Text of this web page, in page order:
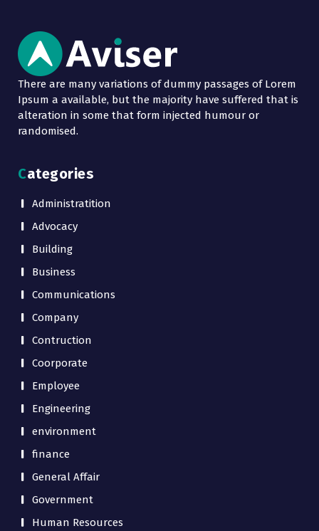
There are many variations of dummy passages of Lorem
Ipsum a available, but the majority have suffered that is
alteration in some that form injected humour or
randomised.
Categories
Administratition
Advocacy
Building
Business
Communications
Company
Contruction
Coorporate
Employee
Engineering
environment
finance
General Affair
Government
Human Resources